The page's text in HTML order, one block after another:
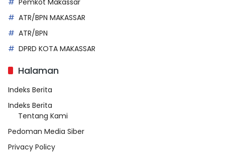
Pemkot Makassar
ATR/BPN MAKASSAR
ATR/BPN
DPRD KOTA MAKASSAR
Halaman
Indeks Berita
Indeks Berita
Tentang Kami
Pedoman Media Siber
Privacy Policy